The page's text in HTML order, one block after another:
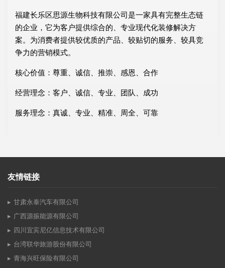
福建长乐区思源生物科技有限公司是一家具有完整生态链
的企业，它为客户提供综合的、专业现代化装修解决方
案。为消费者提供较优质的产品、较贴切的服务、较具竞
争力的营销模式。
核心价值：尊重、诚信、推崇、感恩、合作
经营理念：客户、诚信、专业、团队、成功
服务理念：真诚、专业、精准、周全、可靠
友情链接
甘肃永泰汽车有限公司
广西源振能源有限公司
四川宜宾尼亿信息技术有限公司
台湾联华旅游股份有限公司
青海兴旺保险有限公司